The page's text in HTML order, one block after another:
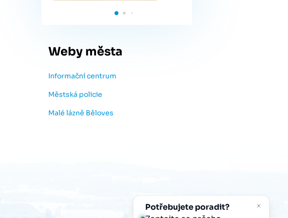
Weby města
Informační centrum
Městská policie
Malé lázně Běloves
Potřebujete poradit?